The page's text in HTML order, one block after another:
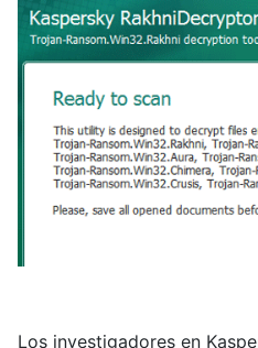
Los investigadores en